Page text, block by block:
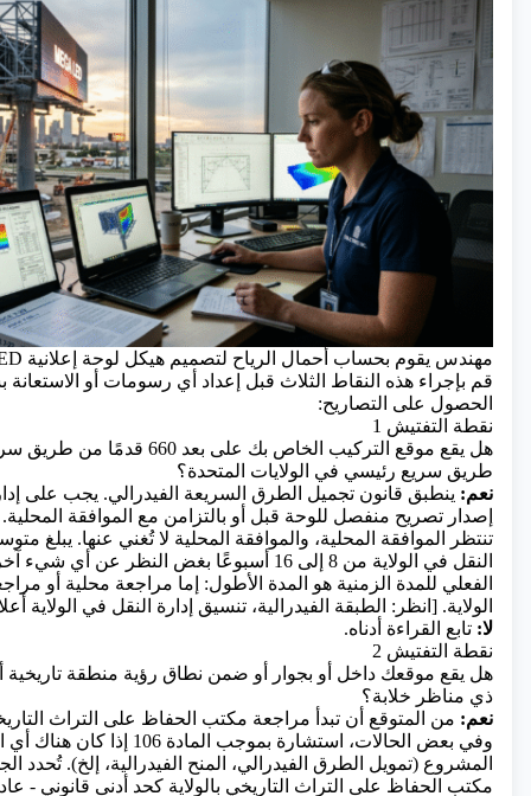
مهندس يقوم بحساب أحمال الرياح لتصميم هيكل لوحة إعلانية LED خارجية
قم بإجراء هذه النقاط الثلاث قبل إعداد أي رسومات أو
الحصول على التصاريح:
نقطة التفتيش 1
هل يقع موقع التركيب الخاص بك على بعد
طريق سريع رئيسي في الولايات المتحدة؟
نعم: ينطبق قانون تجميل الطرق السريعة الفيدرالي. يجب على
إصدار تصريح منفصل للوحة قبل أو بالتزامن مع الموافقة
تنتظر الموافقة المحلية، والموافقة المحلية لا تُغني عنها. يبلغ
النقل في الولاية من 8 إلى 16 أسبوعًا بغض النظر عن
الفعلي للمدة الزمنية هو المدة الأطول: إما مراجعة محلية أو
الولاية. [انظر: الطبقة الفيدرالية، تنسيق إدارة النقل في الولاية
لا: تابع القراءة أدناه.
نقطة التفتيش 2
هل يقع موقعك داخل أو بجوار أو ضمن نطاق رؤية منطقة تاريخية
ذي مناظر خلابة؟
نعم:
وفي بعض الحالات، استشارة بموجب
المشروع (تمويل الطرق الفيدرالي، المنح الفيدرالية، إلخ). تُحدد